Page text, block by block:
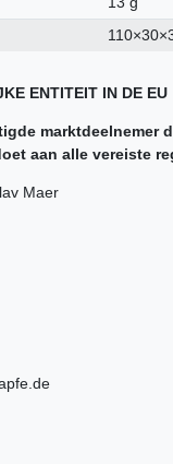
ENTITEIT IN DE EU
marktdeelnemer
aan alle vereiste
Maer